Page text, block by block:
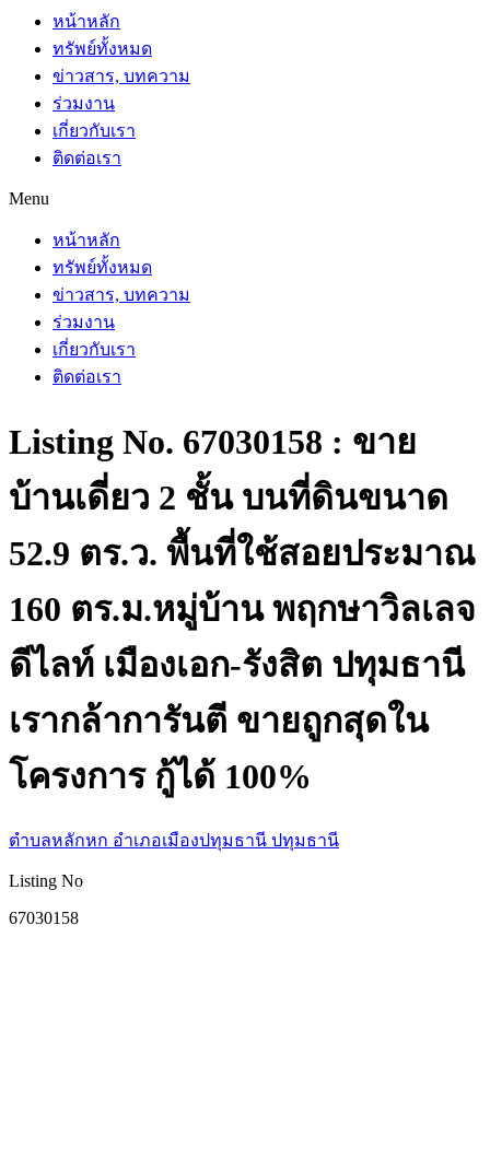
หน้าหลัก
ทรัพย์ทั้งหมด
ข่าวสาร, บทความ
ร่วมงาน
เกี่ยวกับเรา
ติดต่อเรา
Menu
หน้าหลัก
ทรัพย์ทั้งหมด
ข่าวสาร, บทความ
ร่วมงาน
เกี่ยวกับเรา
ติดต่อเรา
Listing No. 67030158 : ขาย
บ้านเดี่ยว 2 ชั้น บนที่ดินขนาด
52.9 ตร.ว. พื้นที่ใช้สอยประมาณ
160 ตร.ม.หมู่บ้าน พฤกษาวิลเลจ
ดีไลท์ เมืองเอก-รังสิต ปทุมธานี
เรากล้าการันตี ขายถูกสุดใน
โครงการ กู้ได้ 100%
ตำบลหลักหก อำเภอเมืองปทุมธานี ปทุมธานี
Listing No
67030158